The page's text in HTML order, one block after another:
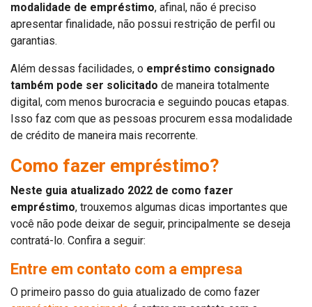
modalidade de empréstimo, afinal, não é preciso
apresentar finalidade, não possui restrição de perfil ou
garantias.
Além dessas facilidades, o empréstimo consignado
também pode ser solicitado de maneira totalmente
digital, com menos burocracia e seguindo poucas etapas.
Isso faz com que as pessoas procurem essa modalidade
de crédito de maneira mais recorrente.
Como fazer empréstimo?
Neste guia atualizado 2022 de como fazer
empréstimo, trouxemos algumas dicas importantes que
você não pode deixar de seguir, principalmente se deseja
contratá-lo. Confira a seguir:
Entre em contato com a empresa
O primeiro passo do guia atualizado de como fazer